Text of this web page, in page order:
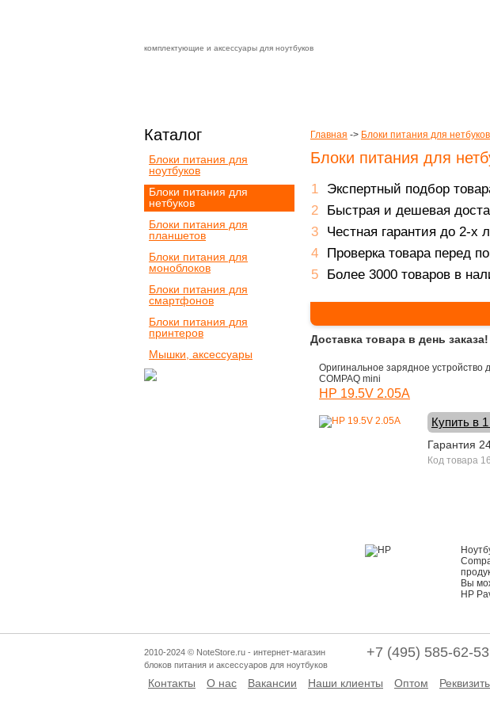
комплектующие и аксессуары для ноутбуков
Главная -> Блоки питания для нетбуков
Блоки питания для
Экспертный подбор
Быстрая и дешевая
Честная гарантия до 2-х
Проверка товара перед
Более 3000 товаров в
Доставка товара в день заказа!
Оригинальное зарядное устройство
COMPAQ mini
HP 19.5V 2.05A
Купить в
Гарантия
Код товара
Вы
HP
Каталог
Блоки питания для
ноутбуков
Блоки питания для
нетбуков
Блоки питания для
планшетов
Блоки питания для
моноблоков
Блоки питания для
смартфонов
Блоки питания для
принтеров
Мышки, аксессуары
2010-2024 © NoteStore.ru - интернет-магазин
блоков питания и аксессуаров для ноутбуков
+7 (495) 585-62-53
Контакты О нас Вакансии Наши клиенты Оптом